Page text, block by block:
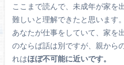
ここまで読んで、未成年が家を
難しいと理解できたと思います。
あなたが仕事をしていて、家を
のならば話は別ですが、親から
れはほぼ不可能に近いです。